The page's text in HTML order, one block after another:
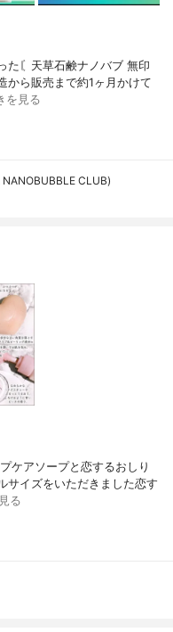
た〘天草石鹸ナノバブ 無印
から販売まで約1ヶ月かけて
を見る
CLUB)
ケアソープと恋するおしり
サイズをいただきました恋す
る